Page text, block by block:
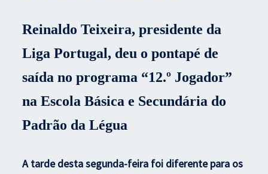
Reinaldo Teixeira, presidente da
Liga Portugal, deu o pontapé de
saída no programa “12.º Jogador”
na Escola Básica e Secundária do
Padrão da Légua
A tarde desta segunda-feira foi diferente para os